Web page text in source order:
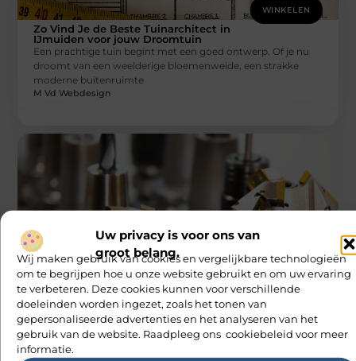
Uw privacy is voor ons van
groot belang.
Wij maken gebruik van cookies en vergelijkbare technologieën
om te begrijpen hoe u onze website gebruikt en om uw ervaring
te verbeteren. Deze cookies kunnen voor verschillende
doeleinden worden ingezet, zoals het tonen van
gepersonaliseerde advertenties en het analyseren van het
gebruik van de website. Raadpleeg ons cookiebeleid voor meer
informatie.
WINKELEN
Zo Vind Je de Beste Tuinarchitect in
IJmuiden voor jouw Droomtuin
Een prachtige tuin begint met een goed ontwerp. Of je nu
droomt van een weelderige bloemenweide, een strakke
moderne buitenruimte
M Vd Webdesign
Bouwmarkt in Zaanstad: Waar moet je op
letten?
Welkom bij onze nieuwste blogpost! Als jij iemand bent die
graag zelf projecten aanpakt in of rondom het huis, dan